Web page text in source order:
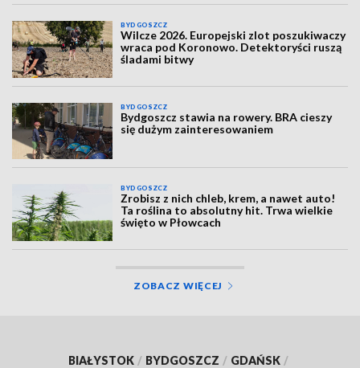
BYDGOSZCZ
Wilcze 2026. Europejski zlot poszukiwaczy
wraca pod Koronowo. Detektoryści ruszą
śladami bitwy
BYDGOSZCZ
Bydgoszcz stawia na rowery. BRA cieszy
się dużym zainteresowaniem
BYDGOSZCZ
Zrobisz z nich chleb, krem, a nawet auto!
Ta roślina to absolutny hit. Trwa wielkie
święto w Płowcach
ZOBACZ WIĘCEJ
BIAŁYSTOK / BYDGOSZCZ / GDAŃSK /